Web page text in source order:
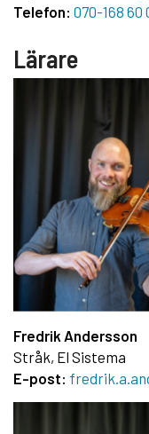
Telefon: 070-168 60
Lärare
Fredrik Andersson
Stråk, El Sistema
E-post: